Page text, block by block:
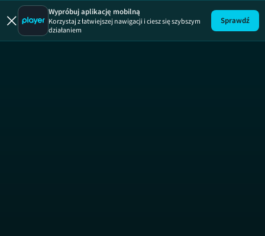
Uwaga!
Wypróbuj aplikację mobilną
Korzystaj z łatwiejszej nawigacji i ciesz się szybszym
działaniem
Sprawdź